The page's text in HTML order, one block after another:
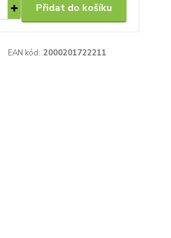
Přidat do košíku
EAN kód: 2000201722211